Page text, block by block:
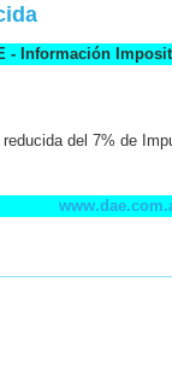
- Información
del 7% de